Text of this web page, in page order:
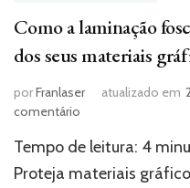
Como a laminação
dos seus materiais
porFranlaser atualizado em
comentário
a
laminação
Tempo de leitura: 4
Proteja materiais